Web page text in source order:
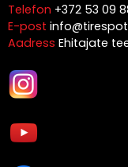
Telefon +372 53 09
E-post
Aadress Ehitajate